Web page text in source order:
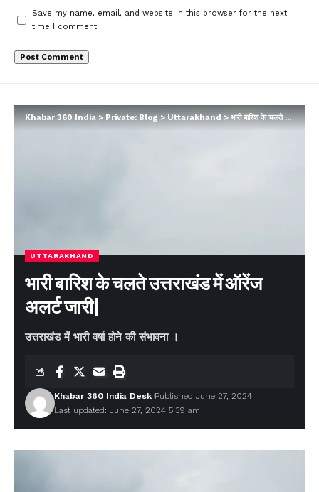
Save my name, email, and website in this browser for the next
time I comment.
Khabar 360 India > Private: Blog >Uttarakhand>भारी बारिश के चलते उत्तराखंड में ऑरेंज अलर्ट जारी|
UTTARAKHAND
भारी बारिश के चलते उत्तराखंड में ऑरेंज
अलर्ट जारी|
उत्तराखंड में भारी वर्षा होने की संभावना ।
Last updated: June 27, 2024 5:39 am
Khabar 360 India Desk Published June 27, 2024